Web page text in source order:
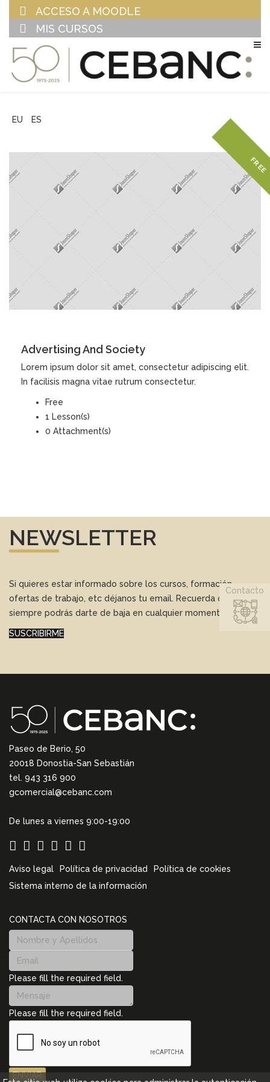
ACCESO A MOODLE
MIS CURSOS
EU ES
FREE
Advertising And Society
Lorem ipsum dolor sit amet, consectetur adipiscing elit.
In facilisis magna vitae rutrum consectetur.
Free
1 Lesson(s)
0 Attachment(s)
NEWSLETTER
Si quieres estar informado sobre los cursos, formación,
ofertas de trabajo, etc déjanos tu email. Recuerda que
siempre podrás darte de baja en cualquier momento.
SUSCRIBIRME
Paseo de Berio, 50
20018 Donostia-San Sebastián
tel. 943 316 900
gcomercial@cebanc.com
De lunes a viernes 9:00-19:00
Aviso legal Política de privacidad
Política de cookies
Sistema interno de la información
CONTACTA CON NOSOTROS
Please fill the required field.
Please fill the required field.
ENVIAR
Contacto